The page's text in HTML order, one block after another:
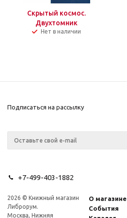
Скрытый космос.
Двухтомник
Нет в наличии
Подписаться на рассылку
+7-499-403-1882
2026 © Книжный магазин
Либрорум.
Москва, Нижняя
О магазине
События